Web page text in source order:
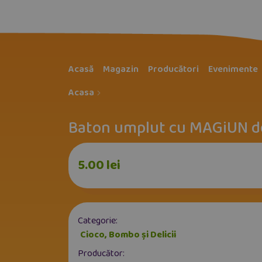
Acasă Magazin Producători Evenimente
Acasa
Baton umplut cu MAGiUN
5.00lei
Categorie:
Cioco, Bombo și Delicii
Producător: